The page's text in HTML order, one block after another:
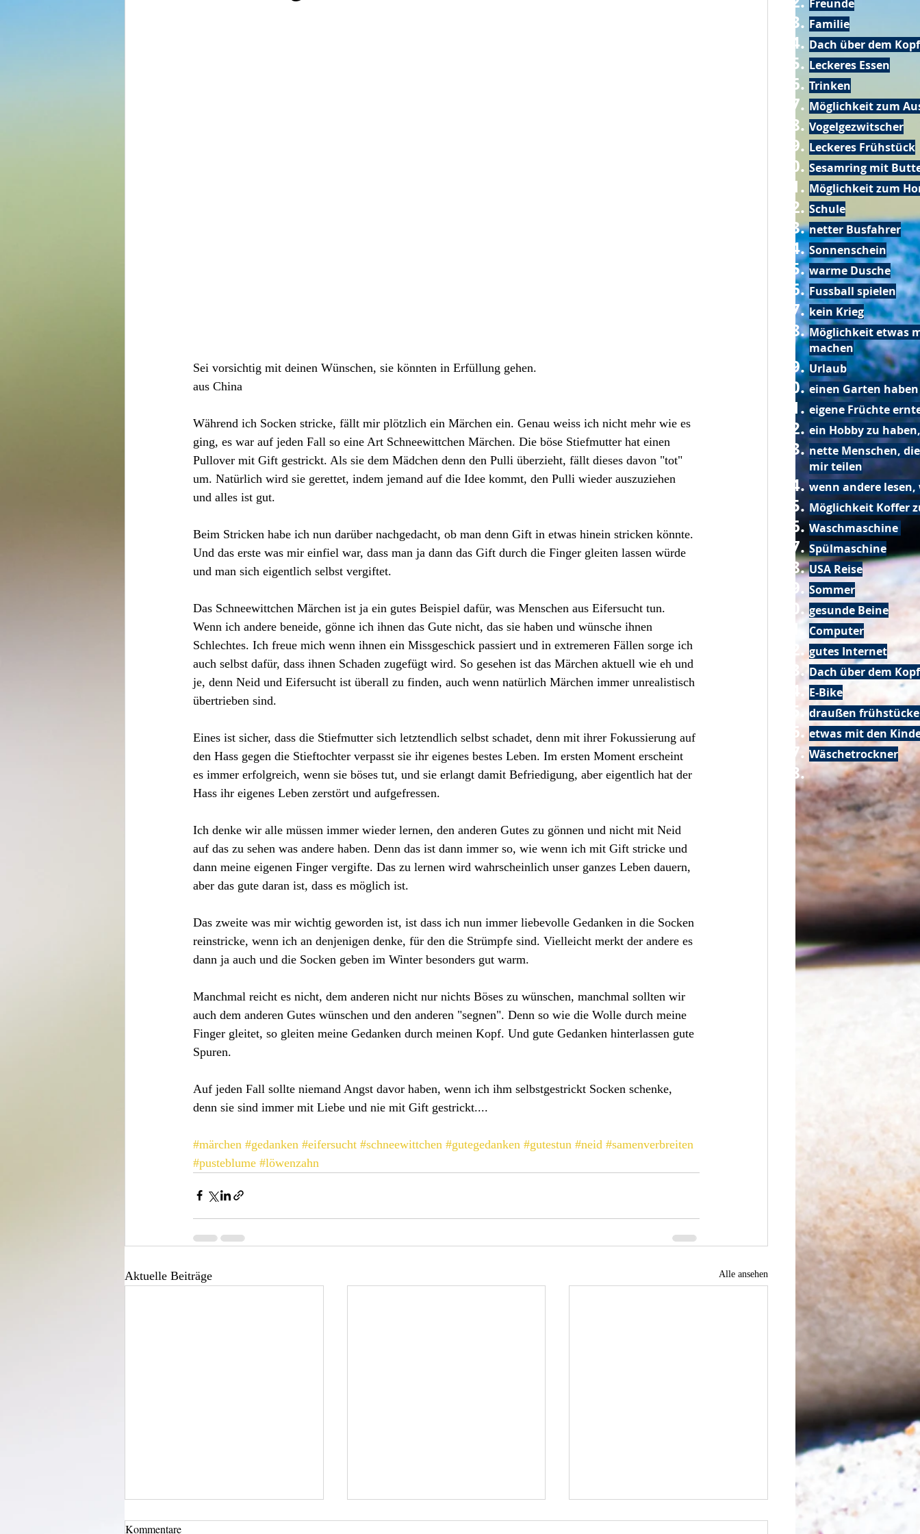
Sei vorsichtig mit deinen Wünschen, sie könnten in Erfüllung gehen.
aus China
Während ich Socken stricke, fällt mir plötzlich ein Märchen ein. Genau weiss ich nicht mehr wie es
ging, es war auf jeden Fall so eine Art Schneewittchen Märchen. Die böse Stiefmutter hat einen
Pullover mit Gift gestrickt. Als sie dem Mädchen denn den Pulli überzieht, fällt dieses davon "tot"
um. Natürlich wird sie gerettet, indem jemand auf die Idee kommt, den Pulli wieder auszuziehen
und alles ist gut.
Beim Stricken habe ich nun darüber nachgedacht, ob man denn Gift in etwas hinein stricken könnte.
Und das erste was mir einfiel war, dass man ja dann das Gift durch die Finger gleiten lassen würde
und man sich eigentlich selbst vergiftet.
Das Schneewittchen Märchen ist ja ein gutes Beispiel dafür, was Menschen aus Eifersucht tun.
Wenn ich andere beneide, gönne ich ihnen das Gute nicht, das sie haben und wünsche ihnen
Schlechtes. Ich freue mich wenn ihnen ein Missgeschick passiert und in extremeren Fällen sorge ich
auch selbst dafür, dass ihnen Schaden zugefügt wird. So gesehen ist das Märchen aktuell wie eh und
je, denn Neid und Eifersucht ist überall zu finden, auch wenn natürlich Märchen immer unrealistisch
übertrieben sind.
Eines ist sicher, dass die Stiefmutter sich letztendlich selbst schadet, denn mit ihrer Fokussierung auf
den Hass gegen die Stieftochter verpasst sie ihr eigenes bestes Leben. Im ersten Moment erscheint
es immer erfolgreich, wenn sie böses tut, und sie erlangt damit Befriedigung, aber eigentlich hat der
Hass ihr eigenes Leben zerstört und aufgefressen.
Ich denke wir alle müssen immer wieder lernen, den anderen Gutes zu gönnen und nicht mit Neid
auf das zu sehen was andere haben. Denn das ist dann immer so, wie wenn ich mit Gift stricke und
dann meine eigenen Finger vergifte. Das zu lernen wird wahrscheinlich unser ganzes Leben dauern,
aber das gute daran ist, dass es möglich ist.
Das zweite was mir wichtig geworden ist, ist dass ich nun immer liebevolle Gedanken in die Socken
reinstricke, wenn ich an denjenigen denke, für den die Strümpfe sind. Vielleicht merkt der andere es
dann ja auch und die Socken geben im Winter besonders gut warm.
Manchmal reicht es nicht, dem anderen nicht nur nichts Böses zu wünschen, manchmal sollten wir
auch dem anderen Gutes wünschen und den anderen "segnen". Denn so wie die Wolle durch meine
Finger gleitet, so gleiten meine Gedanken durch meinen Kopf. Und gute Gedanken hinterlassen gute
Spuren.
Auf jeden Fall sollte niemand Angst davor haben, wenn ich ihm selbstgestrickt Socken schenke,
denn sie sind immer mit Liebe und nie mit Gift gestrickt....
#märchen #gedanken #eifersucht #schneewittchen #gutegedanken #gutestun #neid #samenverbreiten
#pusteblume #löwenzahn
Aktuelle Beiträge Alle ansehen
Kommentare
Freunde
Familie
Dach über dem Kopf
Leckeres Essen
Trinken
Möglichkeit zum
Vogelgezwitscher
Leckeres Frühstück
Sesamring mit
Möglichkeit zum
Schule
netter Busfahrer
Sonnenschein
warme Dusche
Fussball spielen
kein Krieg
Möglichkeit etwas
machen
Urlaub
einen Garten haben
eigene Früchte
ein Hobby zu
nette Menschen,
mir teilen
wenn andere lesen,
Möglichkeit Koffer
Waschmaschine
Spülmaschine
USA Reise
Sommer
gesunde Beine
Computer
gutes Internet
Dach über dem Kopf
E-Bike
draußen
etwas mit den
Wäschetrockner